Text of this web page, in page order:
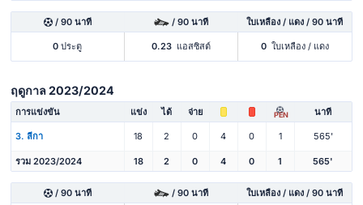
/ 90 นาที / 90 นาที ใบเหลือง / แดง / 90 นาที
0 ประตู 0.23 แอสซิสต์ 0 ใบเหลือง / แดง
ฤดูกาล 2023/2024
การแข่งขัน แข่ง ได้ จ่าย PEN นาที
3. ลีกา 18 2 0 4 0 1 565'
รวม 2023/2024 18 2 0 4 0 1 565'
/ 90 นาที / 90 นาที ใบเหลือง / แดง / 90 นาที